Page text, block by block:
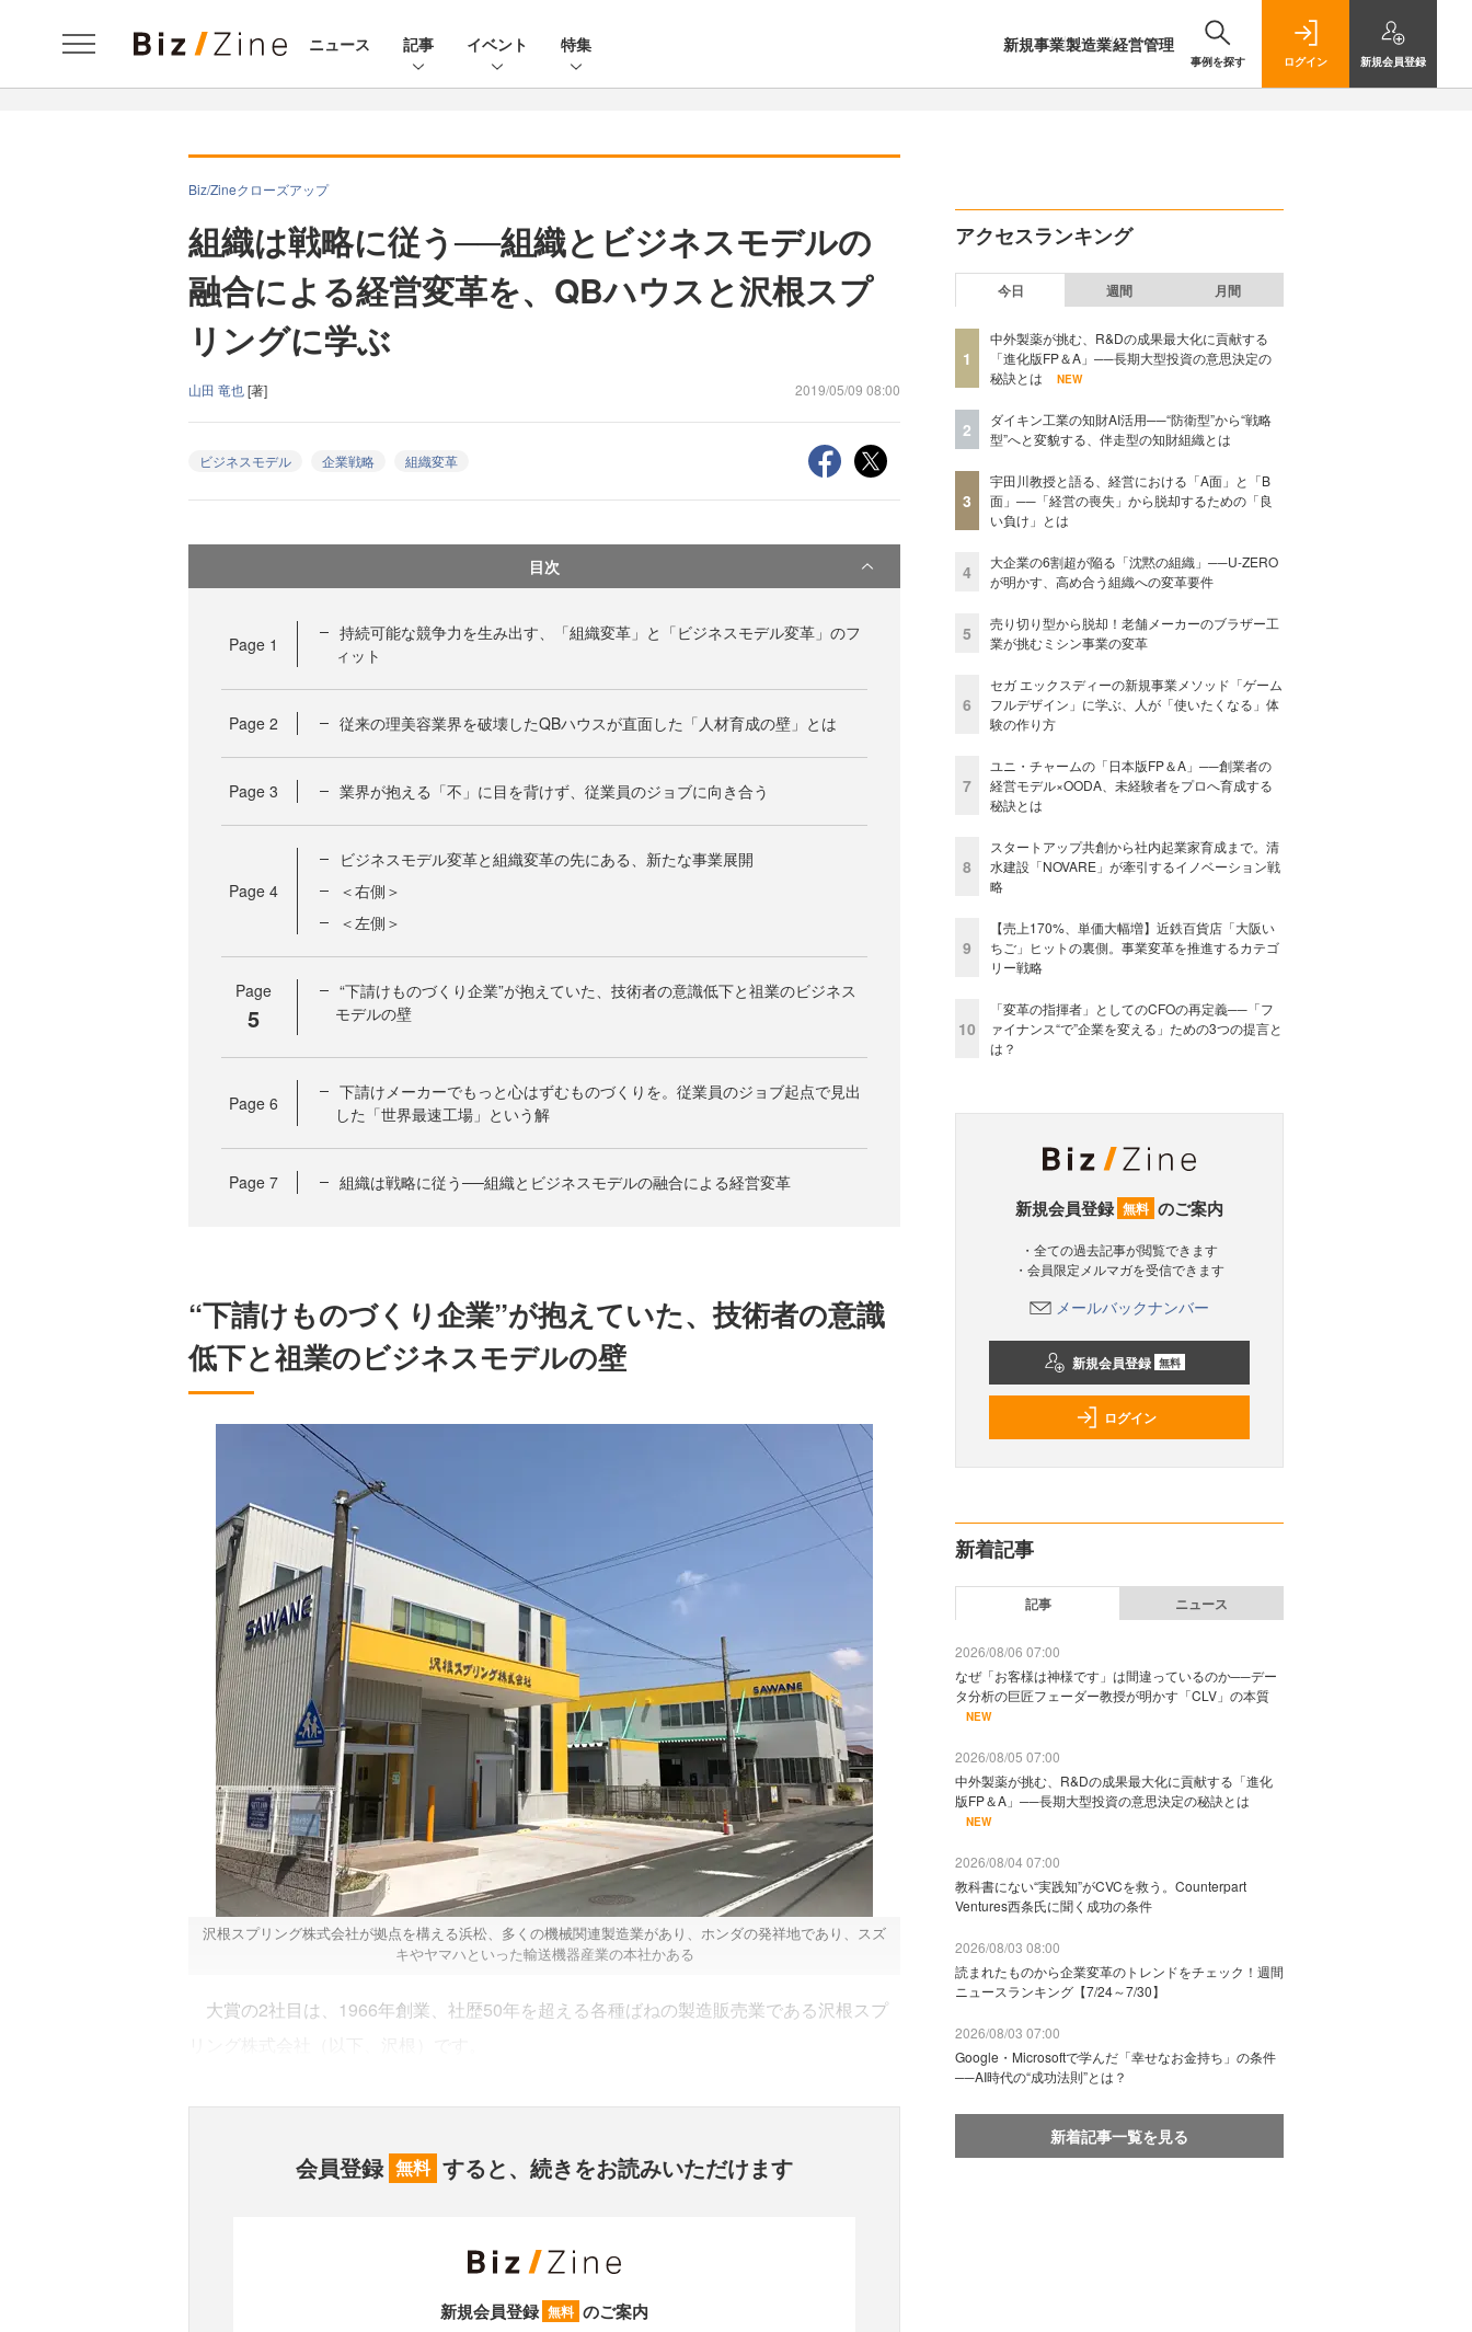
ニュース 記事 イベント 特集 新規事業製造業経営管理
事例を探す ログイン 新規会員登録
Biz/Zineクローズアップ
組織は戦略に従う──組織とビジネスモデルの
融合による経営変革を、QBハウスと沢根スプ
リングに学ぶ
山田 竜也[著] 2019/05/09 08:00
ビジネスモデル 企業戦略 組織変革
目次
Page 1
持続可能な競争力を生み出す、「組織変革」と「ビジネスモデル変革」のフ
ィット
Page 2 従来の理美容業界を破壊したQBハウスが直面した「人材育成の壁」とは
Page 3 業界が抱える「不」に目を背けず、従業員のジョブに向き合う
Page 4
ビジネスモデル変革と組織変革の先にある、新たな事業展開
＜右側＞
＜左側＞
Page
5
“下請けものづくり企業”が抱えていた、技術者の意識低下と祖業のビジネス
モデルの壁
Page 6
下請けメーカーでもっと心はずむものづくりを。従業員のジョブ起点で見出
した「世界最速工場」という解
Page 7 組織は戦略に従う──組織とビジネスモデルの融合による経営変革
“下請けものづくり企業”が抱えていた、技術者の意識
低下と祖業のビジネスモデルの壁
沢根スプリング株式会社が拠点を構える浜松、多くの機械関連製造業があり、ホンダの発祥地であり、スズ
キやヤマハといった輸送機器産業の本社かある
大賞の2社目は、1966年創業、社歴50年を超える各種ばねの製造販売業である沢根スプ
会員登録 無料 すると、続きをお読みいただけます
新規会員登録 無料 のご案内
アクセスランキング
今日 週間 月間
1
中外製薬が挑む、R&Dの成果最大化に貢献する
「進化版FP＆A」──長期大型投資の意思決定の
秘訣とは
NEW
2
ダイキン工業の知財AI活用──“防衛型”から“戦略
型”へと変貌する、伴走型の知財組織とは
3
宇田川教授と語る、経営における「A面」と「B
面」──「経営の喪失」から脱却するための「良
い負け」とは
4
大企業の6割超が陥る「沈黙の組織」──U-ZERO
が明かす、高め合う組織への変革要件
5
売り切り型から脱却！老舗メーカーのブラザー工
業が挑むミシン事業の変革
6
セガ エックスディーの新規事業メソッド「ゲーム
フルデザイン」に学ぶ、人が「使いたくなる」体
験の作り方
7
ユニ・チャームの「日本版FP＆A」──創業者の
経営モデル×OODA、未経験者をプロへ育成する
秘訣とは
8
スタートアップ共創から社内起業家育成まで。清
水建設「NOVARE」が牽引するイノベーション戦
略
9
【売上170%、単価大幅増】近鉄百貨店「大阪い
ちご」ヒットの裏側。事業変革を推進するカテゴ
リー戦略
10
「変革の指揮者」としてのCFOの再定義──「フ
ァイナンス“で”企業を変える」ための3つの提言と
は？
新規会員登録 無料 のご案内
・全ての過去記事が閲覧できます
・会員限定メルマガを受信できます
メールバックナンバー
新規会員登録 無料
ログイン
新着記事
記事 ニュース
2026/08/06 07:00
なぜ「お客様は神様です」は間違っているのか──デー
タ分析の巨匠フェーダー教授が明かす「CLV」の本質
NEW
2026/08/05 07:00
中外製薬が挑む、R&Dの成果最大化に貢献する「進化
版FP＆A」──長期大型投資の意思決定の秘訣とは
NEW
2026/08/04 07:00
教科書にない“実践知”がCVCを救う。Counterpart
Ventures西条氏に聞く成功の条件
2026/08/03 08:00
読まれたものから企業変革のトレンドをチェック！週間
ニュースランキング【7/24～7/30】
2026/08/03 07:00
Google・Microsoftで学んだ「幸せなお金持ち」の条件
──AI時代の“成功法則”とは？
新着記事一覧を見る